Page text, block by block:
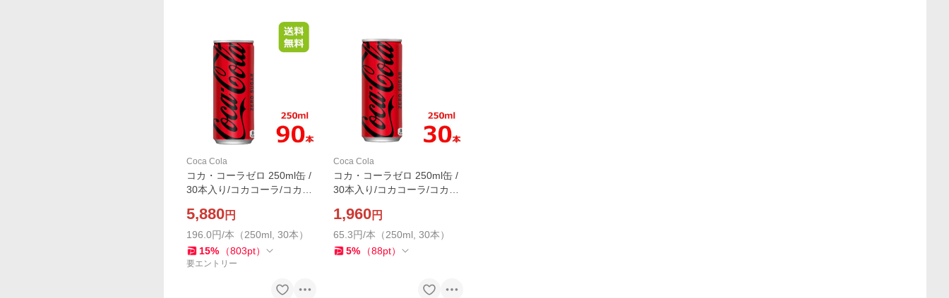
Coca Cola
コカ・コーラゼロ 250ml缶 /
30本入り/コカコーラ/コカコ
5,880円
196.0円/本（250ml, 30本）
15% （803pt）
要エントリー
Coca Cola
コカ・コーラゼロ 250ml缶 /
30本入り/コカコーラ/コカコ
1,960円
65.3円/本（250ml, 30本）
5% （88pt）